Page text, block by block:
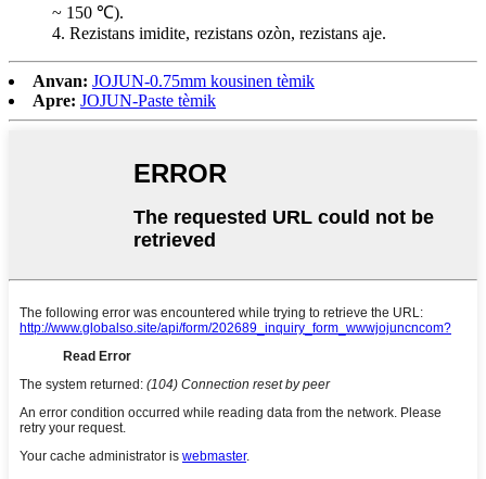
~ 150 ℃).
4. Rezistans imidite, rezistans ozòn, rezistans aje.
Anvan: JOJUN-0.75mm kousinen tèmik
Apre: JOJUN-Paste tèmik